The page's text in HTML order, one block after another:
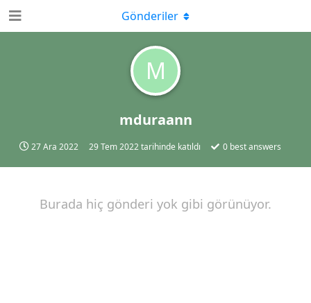
M
mduraann
27 Ara 2022 29 Tem 2022tarihinde katıldı 0 best answers
Gönderiler
Burada hiç gönderi yok gibi görünüyor.